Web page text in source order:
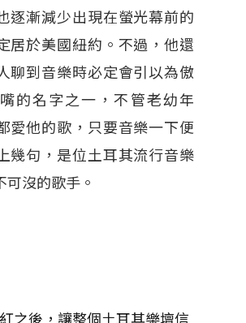
逐漸減少出現在螢光幕前的
居於美國紐約。不過，他還
聊到音樂時必定會引以為傲
的名字之一，不管老幼年
愛他的歌，只要音樂一下便
幾句，是位土耳其流行音樂
沒的歌手。
之後，讓整個土耳其樂壇信